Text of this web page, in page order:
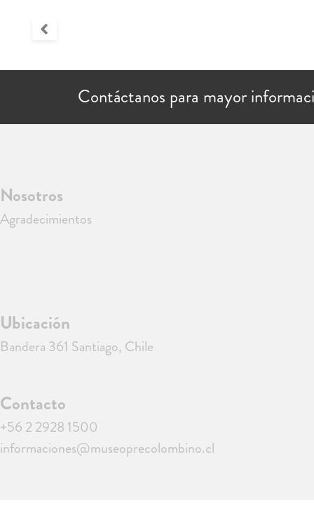
Contáctanos para mayor
Nosotros
Agradecimientos
Ubicación
Bandera 361 Santiago, Chile
Contacto
+56 2 2928 1500
informaciones@museoprecolombino.cl